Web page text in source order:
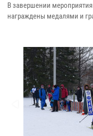
В завершении
награждены медалями и